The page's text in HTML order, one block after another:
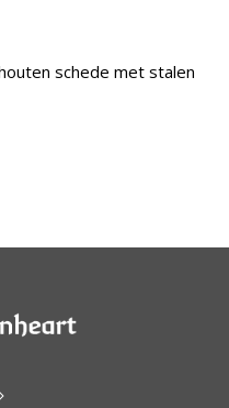
schede met stalen